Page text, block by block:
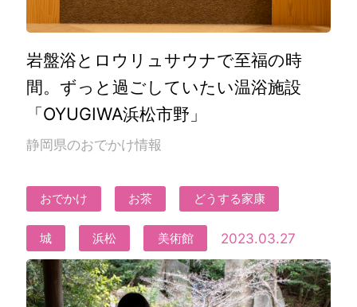
岩盤浴とロウリュサウナで至福の時
間。ずっと過ごしていたい温浴施設
「OYUGIWA浜松市野」
静岡県のおでかけ情報
おでかけ お茶 どうする家康
城 浜松 美術館 2023.03.27